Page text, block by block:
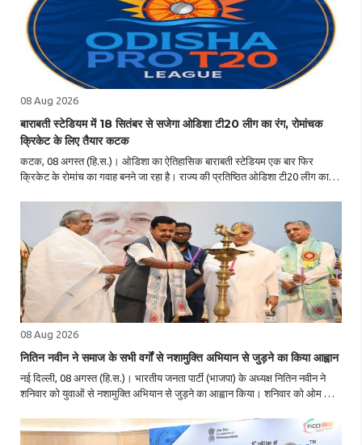
08 Aug 2026
बाराबती स्टेडियम में 18 सितंबर से सजेगा ओडिशा टी20 लीग का रंग, रोमांचक
क्रिकेट के लिए तैयार कटक
कटक, 08 अगस्त (हि.स.)। ओडिशा का ऐतिहासिक बाराबती स्टेडियम एक बार फिर
क्रिकेट के रोमांच का गवाह बनने जा रहा है। राज्य की प्रतिष्ठित ओडिशा टी20 लीग का
08 Aug 2026
नितिन नवीन ने समाज के सभी वर्गों से नशामुक्ति अभियान से जुड़ने का किया आह्वान
नई दिल्ली, 08 अगस्त (हि.स.)। भारतीय जनता पार्टी (भाजपा) के अध्यक्ष नितिन नवीन ने
शनिवार को युवाओं से नशामुक्ति अभियान से जुड़ने का आह्वान किया। शनिवार को ओम शांति